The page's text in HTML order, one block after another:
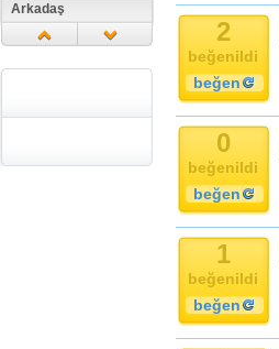
Arkadaş
Din
Zaman
2
beğenildi
beğen
0
beğenildi
beğen
1
beğenildi
beğen